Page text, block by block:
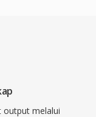
output melalui